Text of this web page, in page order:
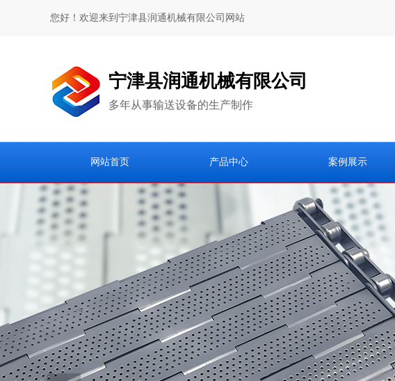
您好！欢迎来到宁津县润通机械有限公司网站
宁津县润通机械有限公司
多年从事输送设备的生产制作
网站首页 产品中心 案例展示